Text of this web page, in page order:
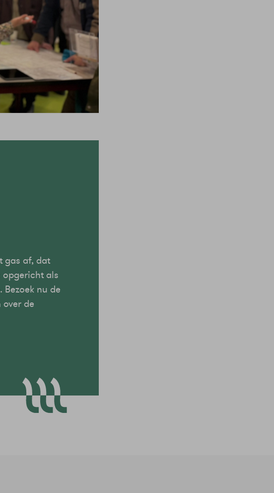
gas af, dat
opgericht als
nu de
de